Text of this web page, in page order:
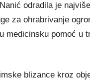
odradila je
za ohrabrivanje
medicinsku pomoć u
blizance kroz